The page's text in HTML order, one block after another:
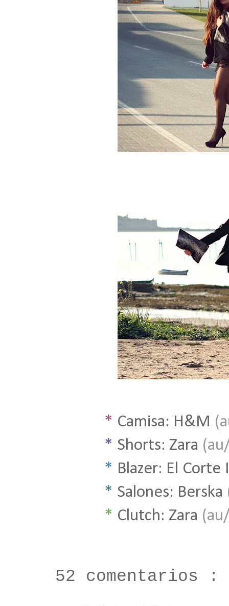
* Camisa: H&M
* Shorts: Zara
* Blazer: El Corte
* Salones: Berska
* Clutch: Zara
52 comentarios :